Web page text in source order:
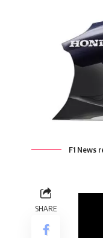
F1 News
SHARE